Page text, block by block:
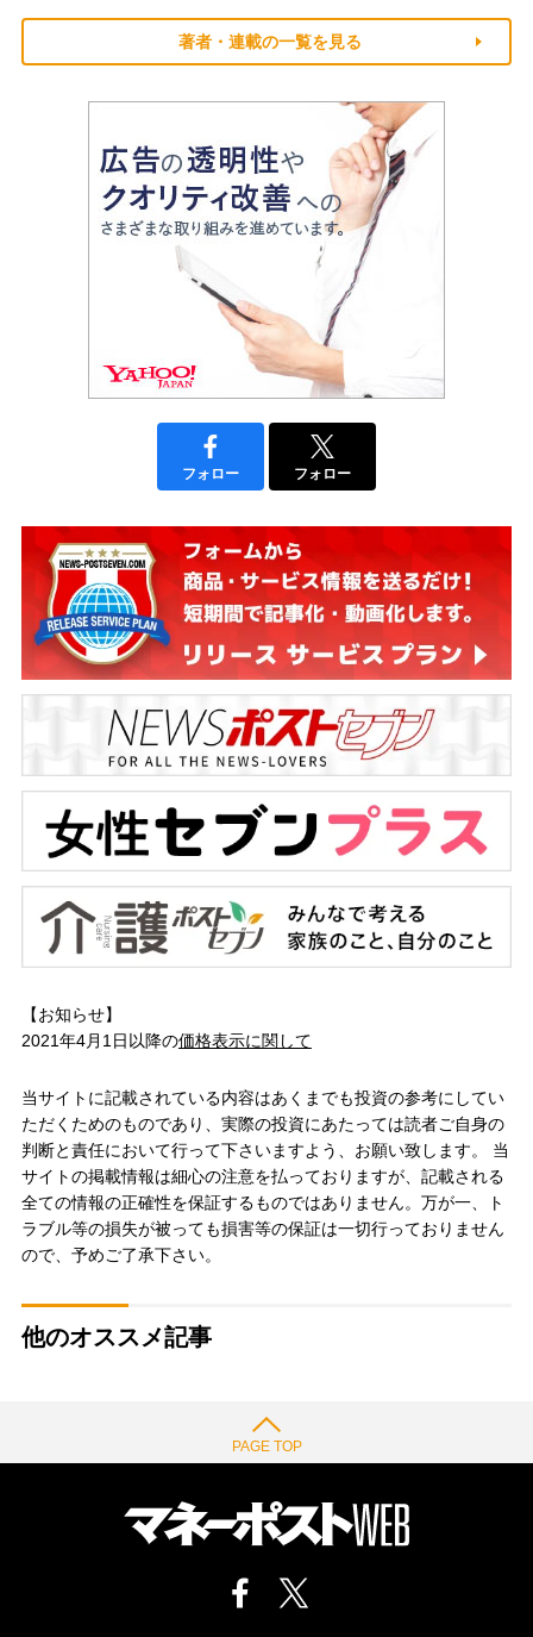
著者・連載の一覧を見る
フォロー フォロー
【お知らせ】
2021年4月1日以降の価格表示に関して
当サイトに記載されている内容はあくまでも投資の参考にしてい
ただくためのものであり、実際の投資にあたっては読者ご自身の
判断と責任において行って下さいますよう、お願い致します。 当
サイトの掲載情報は細心の注意を払っておりますが、記載される
全ての情報の正確性を保証するものではありません。万が一、ト
ラブル等の損失が被っても損害等の保証は一切行っておりません
ので、予めご了承下さい。
他のオススメ記事
PAGE TOP